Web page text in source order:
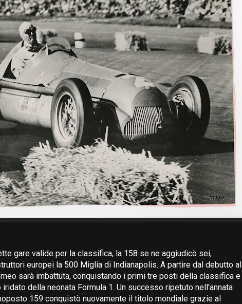
gare valide per la classifica, la 158 se ne aggiudicò sei,
europei la 500 Miglia di Indianapolis. A partire dal debutto al
sarà imbattuta, conquistando i primi tre posti della classifica e
della neonata Formula 1. Un successo ripetuto nell'annata
159 conquistò nuovamente il titolo mondiale grazie al